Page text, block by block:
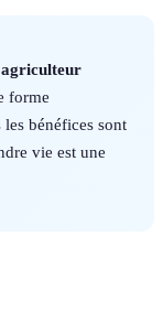
forme
bénéfices sont
vie est une